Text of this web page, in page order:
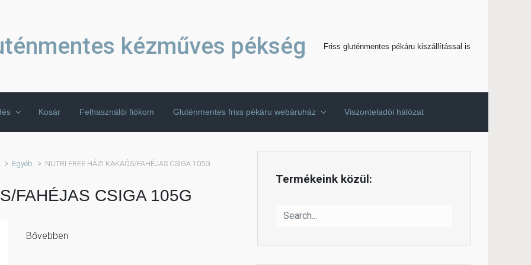
kézműves pékség Friss gluténmentes pékáru kiszállítással is
Kosár Felhasználói fiókom Gluténmentes friss pékáru webáruház Viszonteladói hálózat
Egyéb NUTRI FREE HÁZI KAKAÓS/FAHÉJAS CSIGA 105G
FAHÉJAS CSIGA 105G
Bővebben
Termékeink közül: